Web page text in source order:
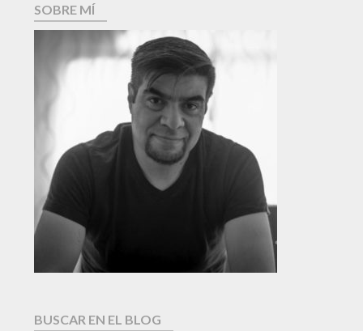
SOBRE MÍ
BUSCAR EN EL BLOG